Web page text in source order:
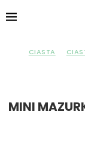
CIASTA
MINI